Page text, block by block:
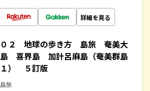
詳細を見る
０２ 地球の歩き方 島旅 奄美大
島 喜界島 加計呂麻島（奄美群島
１） ５訂版
島旅